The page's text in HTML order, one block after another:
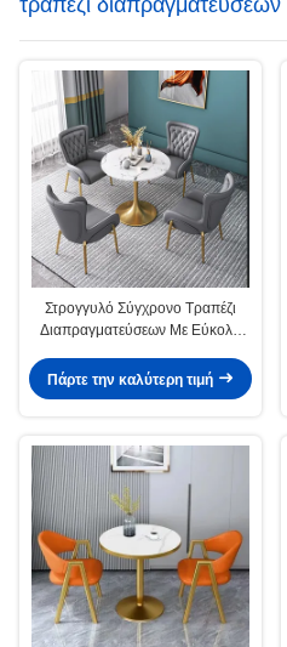
Στρογγυλό Σύγχρονο Τραπέζι
Διαπραγματεύσεων Με Εύκολη
Πάρτε την καλύτερη τιμή